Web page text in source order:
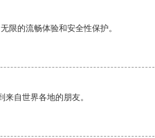
限的流畅体验和安全性保护。
自世界各地的朋友。